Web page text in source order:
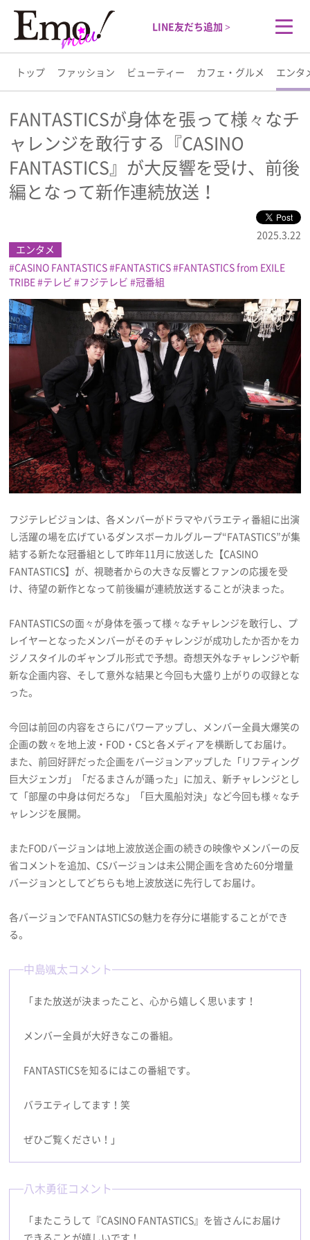
LINE友だち追加 >
トップ ファッション ビューティー カフェ・グルメ エンタ
トップ
ファッション
ビューティー
エンタメ
ライフスタイル
プレゼント
インタビュー
フィルム
Emoメン
ランキング
Emo!miuとは？
プライバシーポリシー
利用規約
お問い合わせ
FANTASTICSが身体を張って様々なチ
ャレンジを敢行する『CASINO
FANTASTICS』が大反響を受け、前後
編となって新作連続放送！
2025.3.22
エンタメ
CASINO FANTASTICS FANTASTICS FANTASTICS from EXILE
TRIBE テレビ フジテレビ 冠番組
フジテレビジョンは、各メンバーがドラマやバラエティ番組に出演
し活躍の場を広げているダンスボーカルグループ“FATASTICS”が集
結する新たな冠番組として昨年11月に放送した【CASINO
FANTASTICS】が、視聴者からの大きな反響とファンの応援を受
け、待望の新作となって前後編が連続放送することが決まった。
FANTASTICSの面々が身体を張って様々なチャレンジを敢行し、プ
レイヤーとなったメンバーがそのチャレンジが成功したか否かをカ
ジノスタイルのギャンブル形式で予想。奇想天外なチャレンジや斬
新な企画内容、そして意外な結果と今回も大盛り上がりの収録とな
った。
今回は前回の内容をさらにパワーアップし、メンバー全員大爆笑の
企画の数々を地上波・FOD・CSと各メディアを横断してお届け。
また、前回好評だった企画をバージョンアップした「リフティング
巨大ジェンガ」「だるまさんが踊った」に加え、新チャレンジとし
て「部屋の中身は何だろな」「巨大風船対決」など今回も様々なチ
ャレンジを展開。
またFODバージョンは地上波放送企画の続きの映像やメンバーの反
省コメントを追加、CSバージョンは未公開企画を含めた60分増量
バージョンとしてどちらも地上波放送に先行してお届け。
各バージョンでFANTASTICSの魅力を存分に堪能することができ
る。
中島颯太コメント
「また放送が決まったこと、心から嬉しく思います！
メンバー全員が大好きなこの番組。
FANTASTICSを知るにはこの番組です。
バラエティしてます！笑
ぜひご覧ください！」
八木勇征コメント
「またこうして『CASINO FANTASTICS』を皆さんにお届け